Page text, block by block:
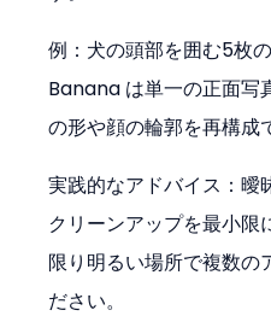
例：犬の頭部を囲む5枚
Banana は単一の正面写
の形や顔の輪郭を再構成
実践的なアドバイス：曖
クリーンアップを最小限
限り明るい場所で複数の
ださい。